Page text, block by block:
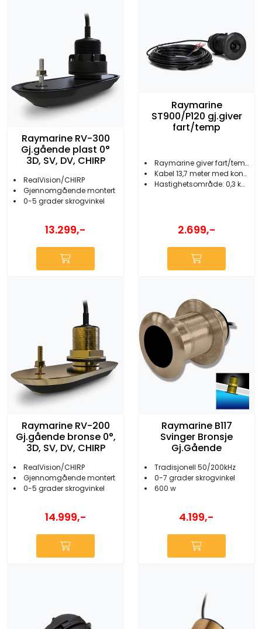
Raymarine RV-300
Gj.gående plast 0°
3D, SV, DV, CHIRP
RealVision/CHIRP
Gjennomgående montert
0-5 grader skrogvinkel
13.299,-
Raymarine
ST900/P120 gj.giver
fart/temp
Raymarine giver fart/temperatur
Kabel 13,7 meter med kontakt
Hastighetsområde: 0,3 knop til 45 knop
2.699,-
Raymarine RV-200
Gj.gående bronse 0°,
3D, SV, DV, CHIRP
RealVision/CHIRP
Gjennomgående montert
0-5 grader skrogvinkel
14.999,-
Raymarine B117
Svinger Bronsje
Gj.Gående
Tradisjonell 50/200kHz
0-7 grader skrogvinkel
600 w
4.199,-